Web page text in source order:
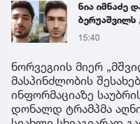
წყალი 17
შეწყდება -
მისამართები
8 წუთის წინ
ნორვეგიის მიერ
მასპინძლობის
ინფორმაციაზე
დონალდ ტრამპმა